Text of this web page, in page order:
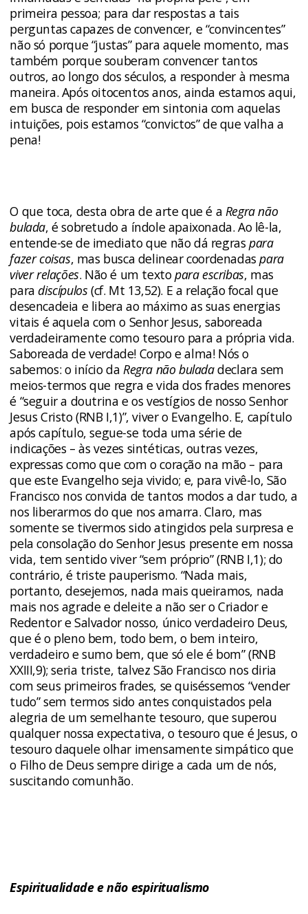
primeira pessoa; para dar respostas a tais
perguntas capazes de convencer, e “convincentes”
não só porque “justas” para aquele momento, mas
também porque souberam convencer tantos
outros, ao longo dos séculos, a responder à mesma
maneira. Após oitocentos anos, ainda estamos aqui,
em busca de responder em sintonia com aquelas
intuições, pois estamos “convictos” de que valha a
pena!
O que toca, desta obra de arte que é a Regra não
bulada, é sobretudo a índole apaixonada. Ao lê-la,
entende-se de imediato que não dá regraspara
fazer coisas, mas busca delinear coordenadaspara
viver relações. Não é um textopara escribas, mas
paradiscípulos (cf. Mt 13,52). E a relação focal que
desencadeia e libera ao máximo as suas energias
vitais é aquela com o Senhor Jesus, saboreada
verdadeiramente como tesouro para a própria vida.
Saboreada de verdade! Corpo e alma! Nós o
sabemos: o início da Regra não buladadeclara sem
meios-termos que regra e vida dos frades menores
é “seguir a doutrina e os vestígios de nosso Senhor
Jesus Cristo (RNB I,1)”, viver o Evangelho. E, capítulo
após capítulo, segue-se toda uma série de
indicações – às vezes sintéticas, outras vezes,
expressas como que com o coração na mão – para
que este Evangelho seja vivido; e, para vivê-lo, São
Francisco nos convida de tantos modos a dar tudo, a
nos liberarmos do que nos amarra. Claro, mas
somente se tivermos sido atingidos pela surpresa e
pela consolação do Senhor Jesus presente em nossa
vida, tem sentido viver “sem próprio” (RNB I,1); do
contrário, é triste pauperismo. “Nada mais,
portanto, desejemos, nada mais queiramos, nada
mais nos agrade e deleite a não ser o Criador e
Redentor e Salvador nosso, único verdadeiro Deus,
que é o pleno bem, todo bem, o bem inteiro,
verdadeiro e sumo bem, que só ele é bom” (RNB
XXIII,9); seria triste, talvez São Francisco nos diria
com seus primeiros frades, se quiséssemos “vender
tudo” sem termos sido antes conquistados pela
alegria de um semelhante tesouro, que superou
qualquer nossa expectativa, o tesouro que é Jesus, o
tesouro daquele olhar imensamente simpático que
o Filho de Deus sempre dirige a cada um de nós,
suscitando comunhão.
Espiritualidade e não espiritualismo